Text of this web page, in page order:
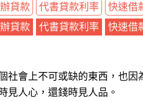
貸款 代書貸款利率
快速借
貸款 代書貸款利率 快速借
社會上不可或缺的東西，也
見人心，還錢時見人品。